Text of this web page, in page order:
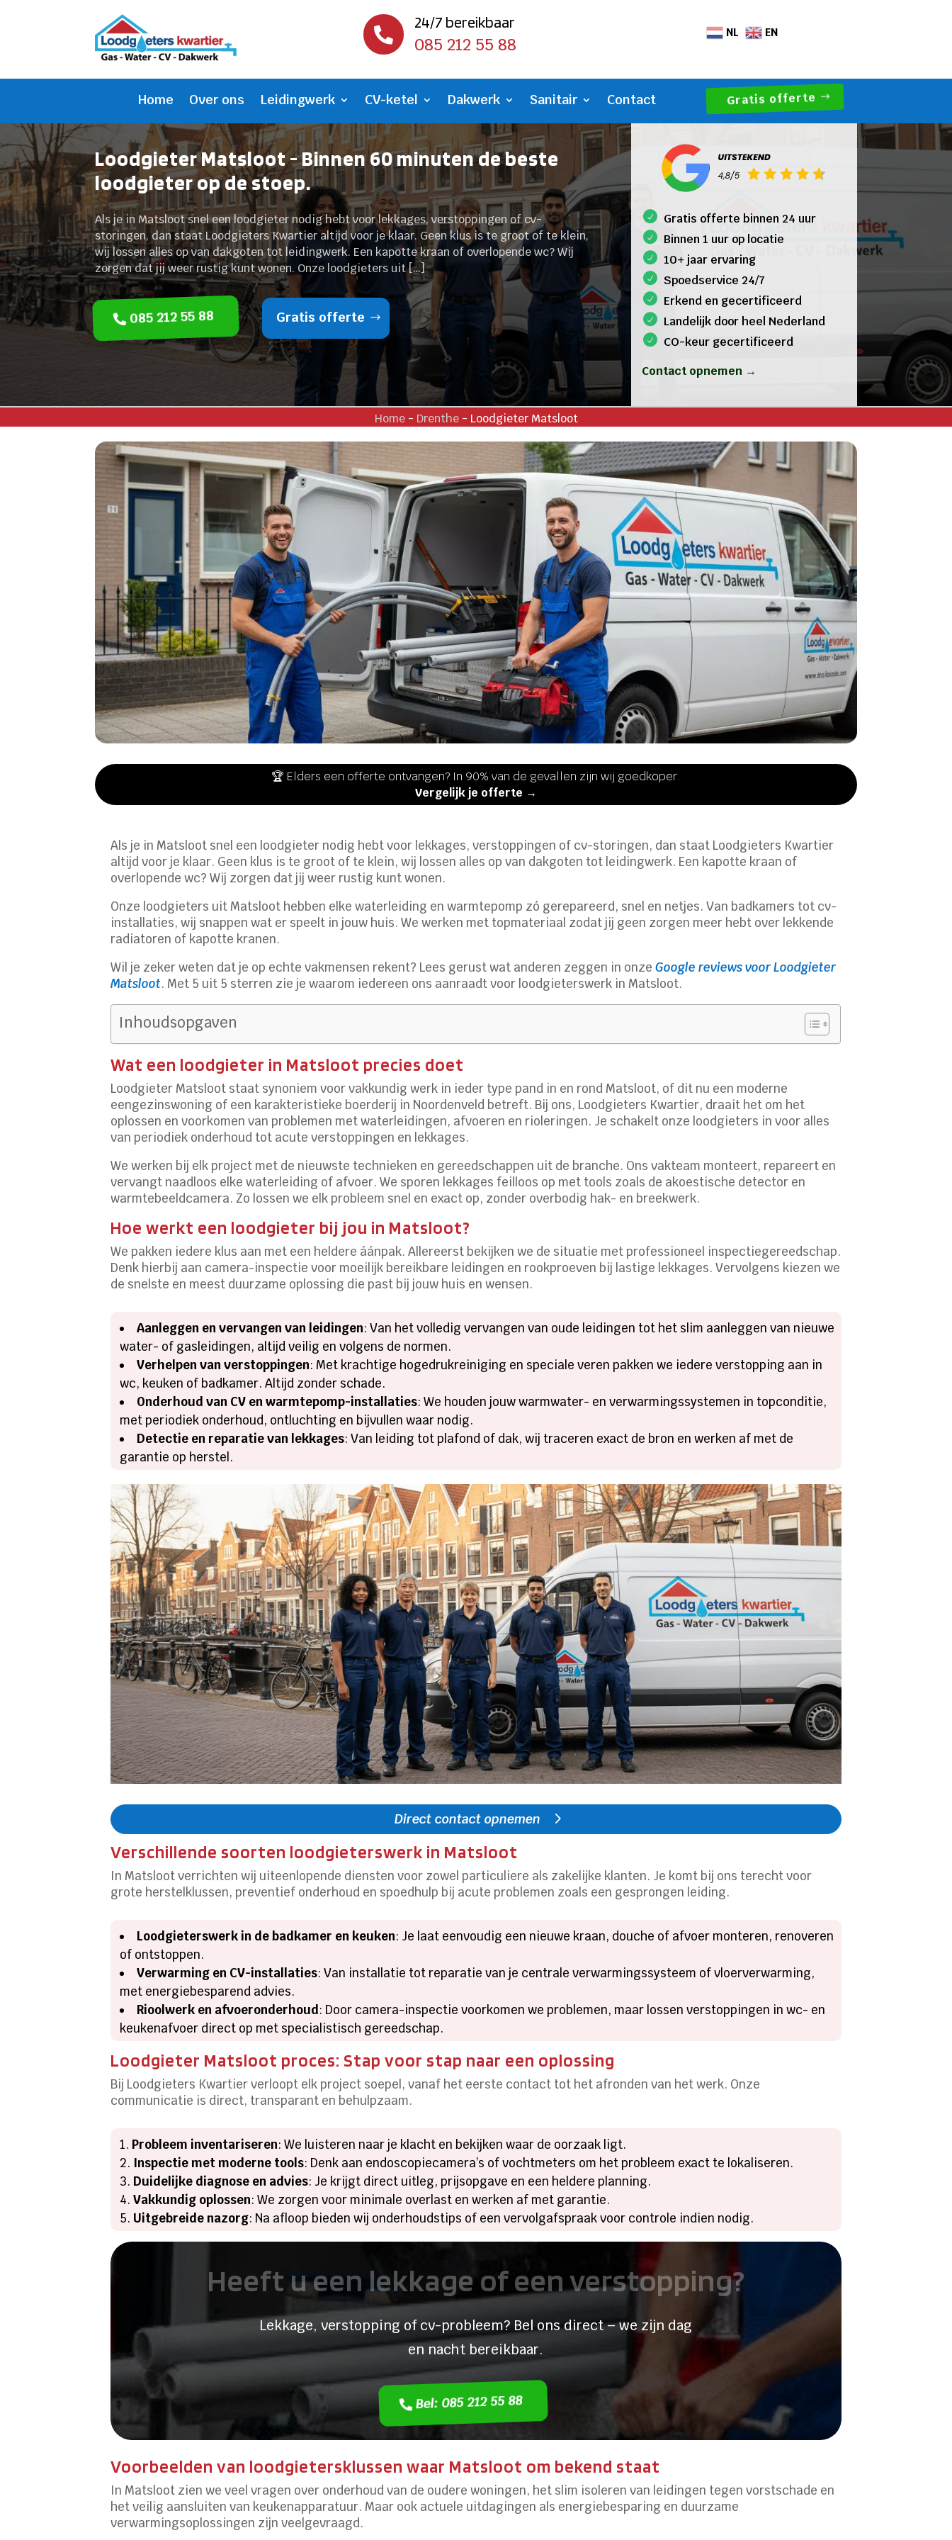

24/7 bereikbaar
085 212 55 88
NL EN
Home Over ons Leidingwerk CV-ketel Dakwerk Sanitair Contact Gratis offerte
Loodgieter Matsloot - Binnen 60 minuten de beste
loodgieter op de stoep.
Als je in Matsloot snel een loodgieter nodig hebt voor lekkages, verstoppingen of cv-
storingen, dan staat Loodgieters Kwartier altijd voor je klaar. Geen klus is te groot of te klein,
wij lossen alles op van dakgoten tot leidingwerk. Een kapotte kraan of overlopende wc? Wij
zorgen dat jij weer rustig kunt wonen. Onze loodgieters uit […]
085 212 55 88 Gratis offerte
Gratis offerte binnen 24 uur
Binnen 1 uur op locatie
10+ jaar ervaring
Spoedservice 24/7
Erkend en gecertificeerd
Landelijk door heel Nederland
CO-keur gecertificeerd
Contact opnemen →
Home- Drenthe- Loodgieter Matsloot
🏆 Elders een offerte ontvangen? In 90% van de gevallen zijn wij goedkoper.
Vergelijk je offerte →
Als je in Matsloot snel een loodgieter nodig hebt voor lekkages, verstoppingen of cv-storingen, dan staat Loodgieters Kwartier
altijd voor je klaar. Geen klus is te groot of te klein, wij lossen alles op van dakgoten tot leidingwerk. Een kapotte kraan of
overlopende wc? Wij zorgen dat jij weer rustig kunt wonen.
Onze loodgieters uit Matsloot hebben elke waterleiding en warmtepomp zó gerepareerd, snel en netjes. Van badkamers tot cv-
installaties, wij snappen wat er speelt in jouw huis. We werken met topmateriaal zodat jij geen zorgen meer hebt over lekkende
radiatoren of kapotte kranen.
Wil je zeker weten dat je op echte vakmensen rekent? Lees gerust wat anderen zeggen in onzeGoogle reviews voor Loodgieter
Matsloot. Met 5 uit 5 sterren zie je waarom iedereen ons aanraadt voor loodgieterswerk in Matsloot.
Inhoudsopgaven
Wat een loodgieter in Matsloot precies doet
Loodgieter Matsloot staat synoniem voor vakkundig werk in ieder type pand in en rond Matsloot, of dit nu een moderne
eengezinswoning of een karakteristieke boerderij in Noordenveld betreft. Bij ons, Loodgieters Kwartier, draait het om het
oplossen en voorkomen van problemen met waterleidingen, afvoeren en rioleringen. Je schakelt onze loodgieters in voor alles
van periodiek onderhoud tot acute verstoppingen en lekkages.
We werken bij elk project met de nieuwste technieken en gereedschappen uit de branche. Ons vakteam monteert, repareert en
vervangt naadloos elke waterleiding of afvoer. We sporen lekkages feilloos op met tools zoals de akoestische detector en
warmtebeeldcamera. Zo lossen we elk probleem snel en exact op, zonder overbodig hak- en breekwerk.
Hoe werkt een loodgieter bij jou in Matsloot?
We pakken iedere klus aan met een heldere áánpak. Allereerst bekijken we de situatie met professioneel inspectiegereedschap.
Denk hierbij aan camera-inspectie voor moeilijk bereikbare leidingen en rookproeven bij lastige lekkages. Vervolgens kiezen we
de snelste en meest duurzame oplossing die past bij jouw huis en wensen.
Aanleggen en vervangen van leidingen: Van het volledig vervangen van oude leidingen tot het slim aanleggen van nieuwe
water- of gasleidingen, altijd veilig en volgens de normen.
Verhelpen van verstoppingen: Met krachtige hogedrukreiniging en speciale veren pakken we iedere verstopping aan in
wc, keuken of badkamer. Altijd zonder schade.
Onderhoud van CV en warmtepomp-installaties: We houden jouw warmwater- en verwarmingssystemen in topconditie,
met periodiek onderhoud, ontluchting en bijvullen waar nodig.
Detectie en reparatie van lekkages: Van leiding tot plafond of dak, wij traceren exact de bron en werken af met de
garantie op herstel.
Direct contact opnemen
Verschillende soorten loodgieterswerk in Matsloot
In Matsloot verrichten wij uiteenlopende diensten voor zowel particuliere als zakelijke klanten. Je komt bij ons terecht voor
grote herstelklussen, preventief onderhoud en spoedhulp bij acute problemen zoals een gesprongen leiding.
Loodgieterswerk in de badkamer en keuken: Je laat eenvoudig een nieuwe kraan, douche of afvoer monteren, renoveren
of ontstoppen.
Verwarming en CV-installaties: Van installatie tot reparatie van je centrale verwarmingssysteem of vloerverwarming,
met energiebesparend advies.
Rioolwerk en afvoeronderhoud: Door camera-inspectie voorkomen we problemen, maar lossen verstoppingen in wc- en
keukenafvoer direct op met specialistisch gereedschap.
Loodgieter Matsloot proces: Stap voor stap naar een oplossing
Bij Loodgieters Kwartier verloopt elk project soepel, vanaf het eerste contact tot het afronden van het werk. Onze
communicatie is direct, transparant en behulpzaam.
Probleem inventariseren: We luisteren naar je klacht en bekijken waar de oorzaak ligt.
Inspectie met moderne tools: Denk aan endoscopiecamera’s of vochtmeters om het probleem exact te lokaliseren.
Duidelijke diagnose en advies: Je krijgt direct uitleg, prijsopgave en een heldere planning.
Vakkundig oplossen: We zorgen voor minimale overlast en werken af met garantie.
Uitgebreide nazorg: Na afloop bieden wij onderhoudstips of een vervolgafspraak voor controle indien nodig.
Heeft u een lekkage of een verstopping?
Lekkage, verstopping of cv-probleem? Bel ons direct – we zijn dag
en nacht bereikbaar.
Bel: 085 212 55 88
Voorbeelden van loodgietersklussen waar Matsloot om bekend staat
In Matsloot zien we veel vragen over onderhoud van de oudere woningen, het slim isoleren van leidingen tegen vorstschade en
het veilig aansluiten van keukenapparatuur. Maar ook actuele uitdagingen als energiebesparing en duurzame
verwarmingsoplossingen zijn veelgevraagd.